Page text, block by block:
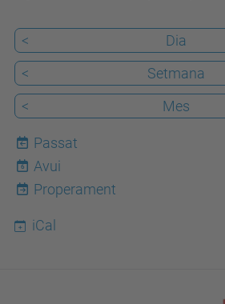
< Dia
<
Setmana
<
Mes
Passat
6
Avui
Properament
iCal